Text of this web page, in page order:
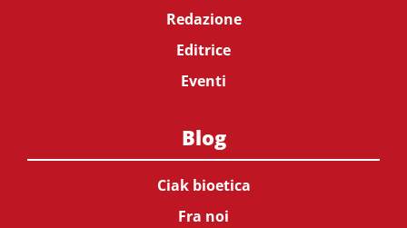
Redazione
Editrice
Eventi
Blog
Ciak bioetica
Fra noi